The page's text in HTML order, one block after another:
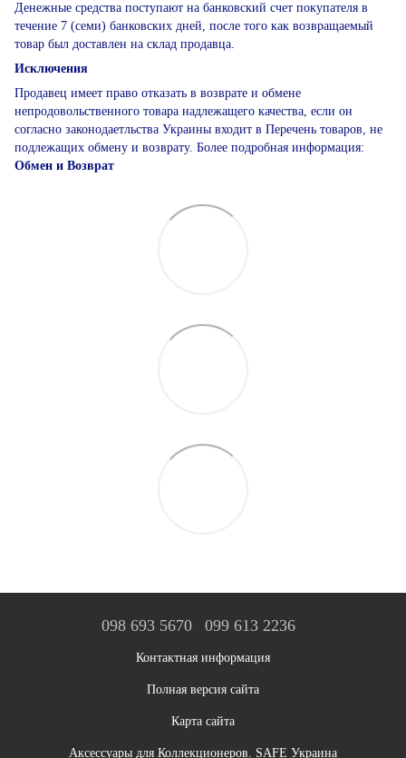
Денежные средства поступают на банковский счет покупателя в
течение 7 (семи) банковских дней, после того как возвращаемый
товар был доставлен на склад продавца.
Исключения
Продавец имеет право отказать в возврате и обмене
непродовольственного товара надлежащего качества, если он
согласно законодаетльства Украины входит в Перечень товаров, не
подлежащих обмену и возврату. Более подробная информация:
Обмен и Возврат
098 693 5670 099 613 2236
Контактная информация
Полная версия сайта
Карта сайта
Аксессуары для Коллекционеров. SAFE Украина